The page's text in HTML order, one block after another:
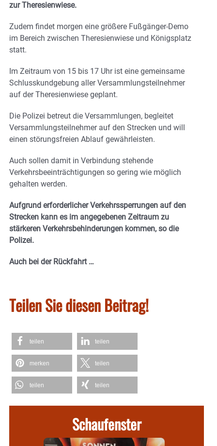
zur Theresienwiese.
Zudem findet morgen eine größere Fußgänger-Demo
im Bereich zwischen Theresienwiese und Königsplatz
statt.
Im Zeitraum von 15 bis 17 Uhr ist eine gemeinsame
Schlusskundgebung aller Versammlungsteilnehmer
auf der Theresienwiese geplant.
Die Polizei betreut die Versammlungen, begleitet
Versammlungsteilnehmer auf den Strecken und will
einen störungsfreien Ablauf gewährleisten.
Auch sollen damit in Verbindung stehende
Verkehrsbeeinträchtigungen so gering wie möglich
gehalten werden.
Aufgrund erforderlicher Verkehrssperrungen auf den
Strecken kann es im angegebenen Zeitraum zu
stärkeren Verkehrsbehinderungen kommen, so die
Polizei.
Auch bei der Rückfahrt …
Teilen Sie diesen Beitrag!
teilen teilen
merken teilen
teilen teilen
Schaufenster